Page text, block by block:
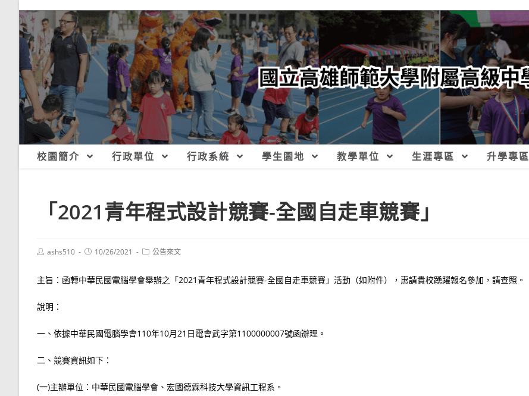
校園簡介 行政單位 行政系統 學生園地 教學單位 生涯專區 升學專區
「2021青年程式設計競賽-全國自走車競賽」
Postashs510
Post10/26/2021
Post公告來文
主旨：函轉中華民國電腦學會舉辦之「2021青年程式設計競賽-全國自走車競賽」活動（如附件），惠請貴校踴躍報名參加，請查照。
說明：
一、依據中華民國電腦學會110年10月21日電會武字第1100000007號函辦理。
二、競賽資訊如下：
(一)主辦單位：中華民國電腦學會、宏國德霖科技大學資訊工程系。